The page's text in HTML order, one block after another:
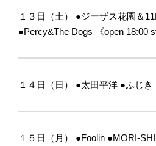
１３日（土） ●ジーザス花園＆
●Percy&The Dogs 《open 18:00
１４日（日） ●太田平洋 ●ふじき
１５日（月） ●Foolin ●MORI-